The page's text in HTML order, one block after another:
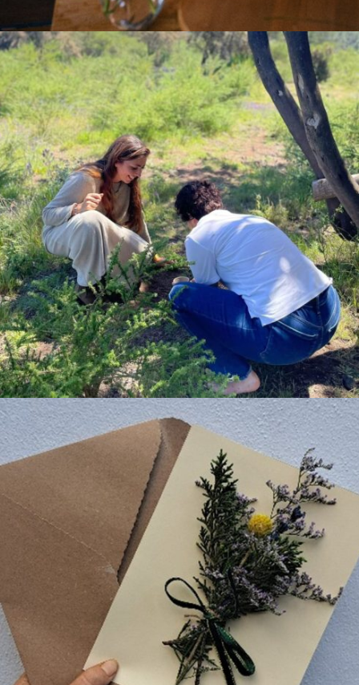
Añadir al carrito
90,00€
Añadir al carrito
80,00€